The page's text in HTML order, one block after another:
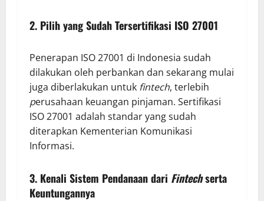
2. Pilih yang Sudah Tersertifikasi ISO 27001
Penerapan ISO 27001 di Indonesia sudah
dilakukan oleh perbankan dan sekarang mulai
juga diberlakukan untuk fintech, terlebih
perusahaan keuangan pinjaman. Sertifikasi
ISO 27001 adalah standar yang sudah
diterapkan Kementerian Komunikasi
Informasi.
3. Kenali Sistem Pendanaan dari Fintechserta
Keuntungannya